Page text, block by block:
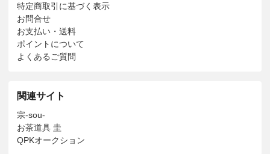
特定商取引に基づく表示
お問合せ
お支払い・送料
ポイントについて
よくあるご質問
関連サイト
宗-sou-
お茶道具 圭
QPKオークション